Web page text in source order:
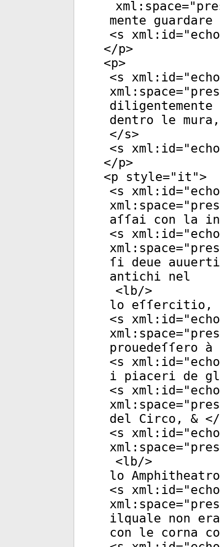
xml:space="
mente
<s xml:id="
</p>
<p>
<s xml:id="
xml:space="
diligentemente
dentro le
</s>
<s xml:id="
</p>
<p style=" it ">
<s xml:id="
xml:space="
aſſai con la
<s xml:id="
xml:space="
ſi deue
antichi nel
<lb/>
lo eſſercitio,
<s xml:id="
xml:space="
prouedeſſero
<s xml:id="
i piaceri de
<s xml:id="
xml:space="
del Circo, & </
<s xml:id="
xml:space="
<lb/>
lo
<s xml:id="
xml:space="
ilquale non
con le corna